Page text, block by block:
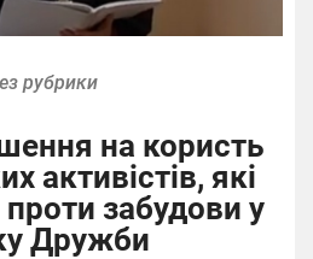
рубрики
на користь
активістів, які
забудови у
Дружби